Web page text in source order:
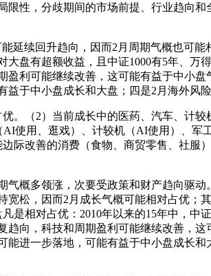
性，分歧期间的市场前提、行业趋向和
续回升趋向，因而2月周期气概也可能
大盘有超额收益，且中证1000有5年、
利可能继续改善，这可能有益于中小
于中小盘成长和大盘；四是2月海外风
（2）当前成长中的医药、汽车、计较
使用、逛戏）、计较机（AI使用）、军
际改善的消费（食物、商贸零售、社
概多领涨，次要受政策和财产趋向驱动
松，因而2月成长气概可能相对占优；
是相对占优：2010年以来的15年中，中
趋向，科技和周期盈利可能继续改善，
进一步落地，可能有益于中小盘成长